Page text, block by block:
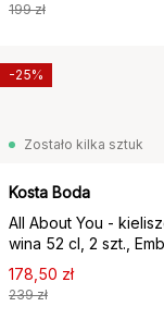
199 zł
Zostało kilka sztuk
Kosta Boda
All About You -
wina 52 cl, 2 szt.,
178,50 zł
239 zł
-25%